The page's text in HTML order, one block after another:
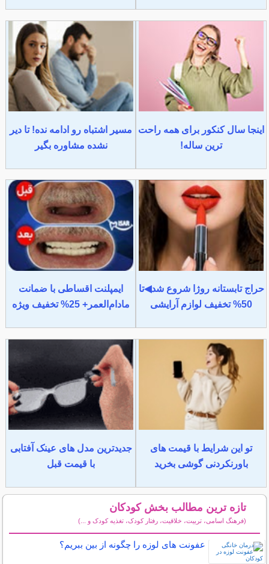
اینجا سال کنکور برای همه راحت
ترین ساله!
مسیر اشتباه رو ادامه نده! تا دیر
نشده مشاوره بگیر
حراج تابستانه روژا شروع شد◀تا
50% تخفیف لوازم آرایشی
ایمپلنت اقساطی با ضمانت
مادام‌العمر+ 25% تخفیف ویژه
تو این شرایط با قیمت های
باورنکردنی گوشی بخرید
جدیدترین مدل های عینک آفتابی
با قیمت قبل
تازه ترین مطالب بخش کودکان
(فرهنگ اسامی، تربیت، خلاقیت، رفتار کودک، تغذیه کودک و ...)
عفونت های لوزه را چگونه از بین ببریم؟